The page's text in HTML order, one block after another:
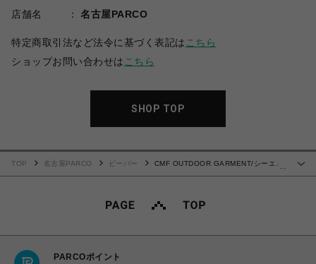
店舗名
名古屋PARCO
特定商取引法など法令に基づく表記は こちら
ショップお問い合わせは こちら
SHOP TOP
…
TOP 名古屋PARCO ビーバー
CMF OUTDOOR GARMENT/シーエム
PARCOポイント